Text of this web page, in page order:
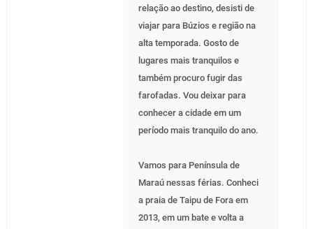
relação ao destino, desisti de
viajar para Búzios e região na
alta temporada. Gosto de
lugares mais tranquilos e
também procuro fugir das
farofadas. Vou deixar para
conhecer a cidade em um
período mais tranquilo do ano.
Vamos para Península de
Maraú nessas férias. Conheci
a praia de Taipu de Fora em
2013, em um bate e volta a